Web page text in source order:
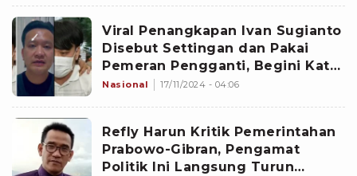
Viral Penangkapan Ivan Sugianto
Disebut Settingan dan Pakai
Pemeran Pengganti, Begini Kata
Pengamat hingga Klarifikasi
Nasional 17/11/2024 - 04:06
Refly Harun Kritik Pemerintahan
Prabowo-Gibran, Pengamat
Politik Ini Langsung Turun